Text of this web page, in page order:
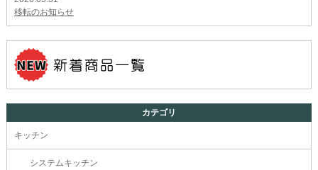
移転のお知らせ
カテゴリ
キッチン
システムキッチン